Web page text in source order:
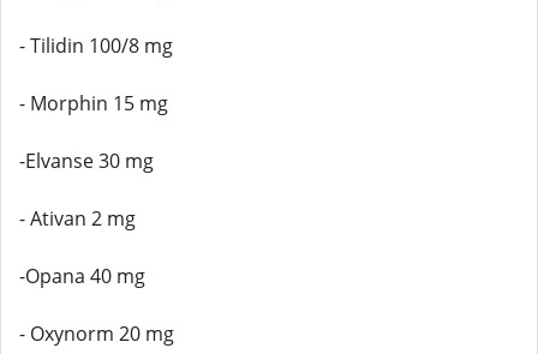
- Tilidin 100/8 mg
- Morphin 15 mg
-Elvanse 30 mg
- Ativan 2 mg
-Opana 40 mg
- Oxynorm 20 mg